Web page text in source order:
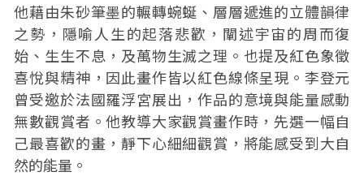
他藉由朱砂筆墨的輾轉蜿蜒、層層遞進的立體韻律
之勢，隱喻人生的起落悲歡，闡述宇宙的周而復
始、生生不息，及萬物生滅之理。也提及紅色象徵
喜悅與精神，因此畫作皆以紅色線條呈現。李登元
曾受邀於法國羅浮宮展出，作品的意境與能量感動
無數觀賞者。他教導大家觀賞畫作時，先選一幅自
己最喜歡的畫，靜下心細細觀賞，將能感受到大自
然的能量。